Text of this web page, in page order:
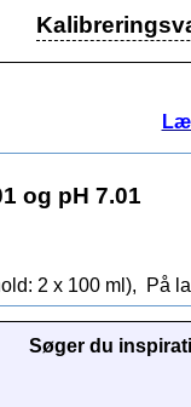
og pH 7.01
2 x 100 ml), På
Søger du